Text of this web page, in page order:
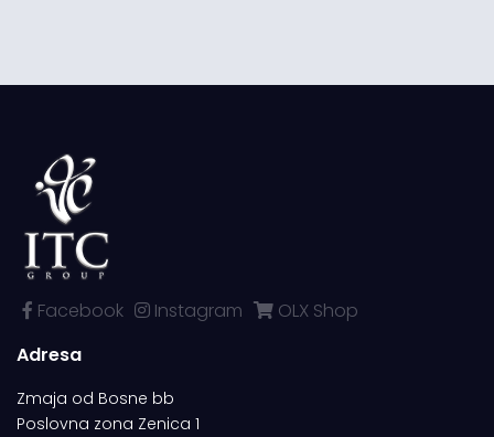
Facebook Instagram
OLX Shop
Adresa
Zmaja od Bosne bb
Poslovna zona Zenica 1